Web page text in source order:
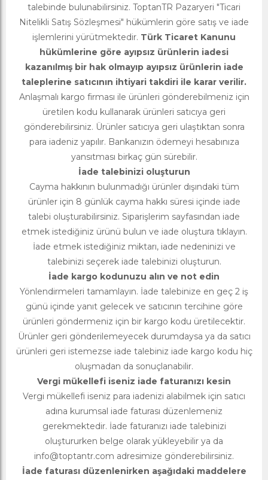
talebinde bulunabilirsiniz. ToptanTR Pazaryeri "Ticari
Nitelikli Satış Sözleşmesi" hükümlerin göre satış ve iade
işlemlerini yürütmektedir. Türk Ticaret Kanunu
hükümlerine göre ayıpsız ürünlerin iadesi
kazanılmış bir hak olmayıp ayıpsız ürünlerin iade
taleplerine satıcının ihtiyari takdiri ile karar verilir.
Anlaşmalı kargo firması ile ürünleri gönderebilmeniz için
üretilen kodu kullanarak ürünleri satıcıya geri
gönderebilirsiniz. Ürünler satıcıya geri ulaştıktan sonra
para iadeniz yapılır. Bankanızın ödemeyi hesabınıza
yansıtması birkaç gün sürebilir.
İade talebinizi oluşturun
Cayma hakkının bulunmadığı ürünler dışındaki tüm
ürünler için 8 günlük cayma hakkı süresi içinde iade
talebi oluşturabilirsiniz. Siparişlerim sayfasından iade
etmek istediğiniz ürünü bulun ve iade oluştura tıklayın.
İade etmek istediğiniz miktarı, iade nedeninizi ve
talebinizi seçerek iade talebinizi oluşturun.
İade kargo kodunuzu alın ve not edin
Yönlendirmeleri tamamlayın. İade talebinize en geç 2 iş
günü içinde yanıt gelecek ve satıcının tercihine göre
ürünleri göndermeniz için bir kargo kodu üretilecektir.
Ürünler geri gönderilemeyecek durumdaysa ya da satıcı
ürünleri geri istemezse iade talebiniz iade kargo kodu hiç
oluşmadan da sonuçlanabilir.
Vergi mükellefi iseniz iade faturanızı kesin
Vergi mükellefi iseniz para iadenizi alabilmek için satıcı
adına kurumsal iade faturası düzenlemeniz
gerekmektedir. İade faturanızı iade talebinizi
oluştururken belge olarak yükleyebilir ya da
info@toptantr.com adresimize gönderebilirsiniz.
İade faturası düzenlenirken aşağıdaki maddelere